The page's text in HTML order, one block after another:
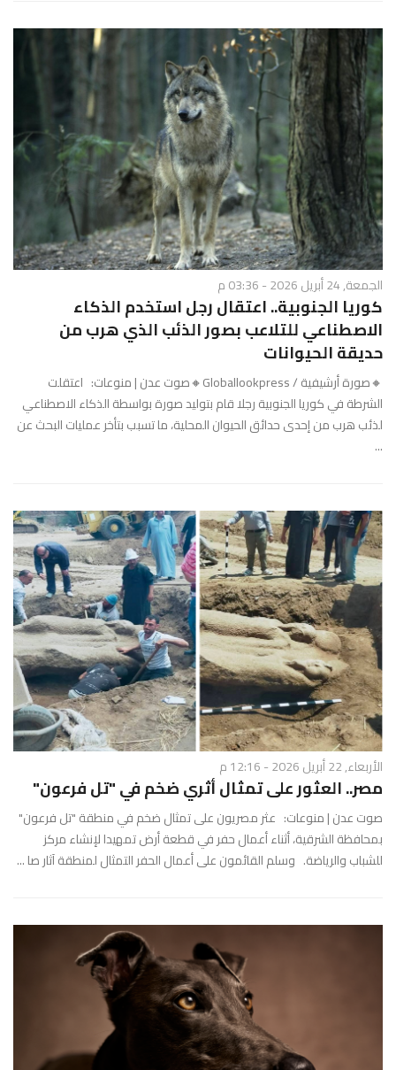
الجمعة, 24 أبريل 2026 - 03:36 م
كوريا الجنوبية.. اعتقال رجل استخدم الذكاء
الاصطناعي للتلاعب بصور الذئب الذي هرب من
حديقة الحيوانات
🔸صورة أرشيفية / Globallookpress🔸صوت عدن | منوعات: اعتقلت
الشرطة في كوريا الجنوبية رجلا قام بتوليد صورة بواسطة الذكاء الاصطناعي
لذئب هرب من إحدى حدائق الحيوان المحلية، ما تسبب بتأخر عمليات البحث عن
...
الأربعاء, 22 أبريل 2026 - 12:16 م
مصر.. العثور على تمثال أثري ضخم في "تل فرعون"
صوت عدن | منوعات: عثر مصريون على تمثال ضخم في منطقة "تل فرعون"
بمحافظة الشرقية، أثناء أعمال حفر في قطعة أرض تمهيدا لإنشاء مركز
للشباب والرياضة. وسلم القائمون على أعمال الحفر التمثال لمنطقة آثار صا ...